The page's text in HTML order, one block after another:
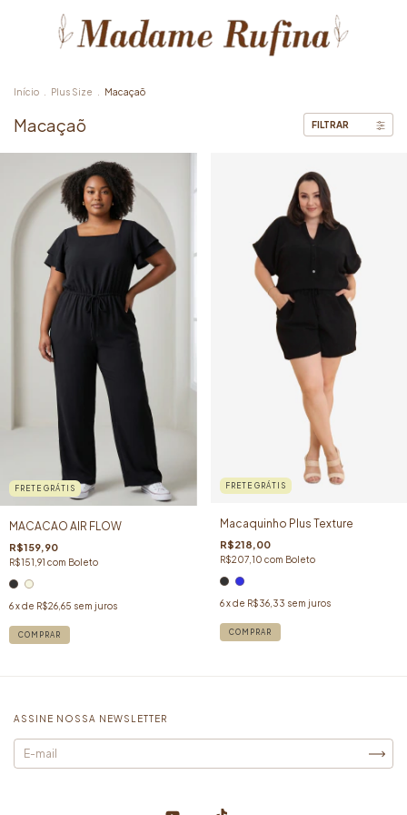
Início Plus Size Macaçaõ
Macaçaõ FILTRAR
FRETE GRÁTIS
MACACAO AIR FLOW
R$159,90
R$151,91 com Boleto
6x de R$26,65 sem juros
COMPRAR
FRETE GRÁTIS
Macaquinho Plus Texture
R$218,00
R$207,10 com Boleto
6 x de R$36,33 sem juros
COMPRAR
ASSINE NOSSA NEWSLETTER